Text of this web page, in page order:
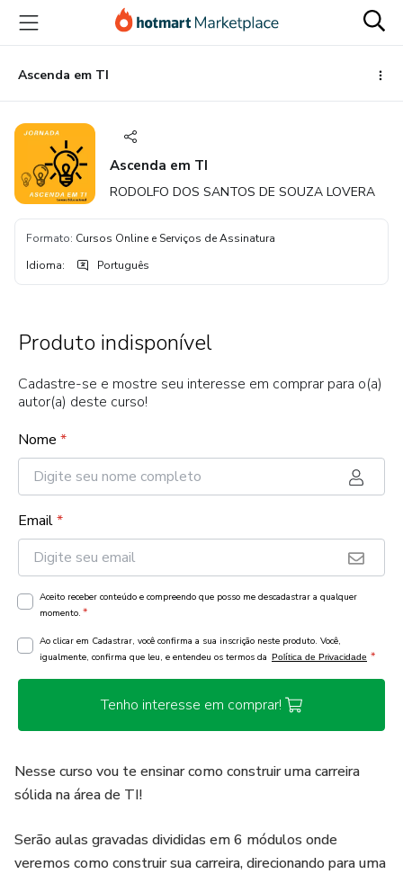
para
conteúdo
principal
para
pagamento
para
rodapé
Ascenda em TI
Ascenda em TI
RODOLFO DOS SANTOS DE SOUZA LOVERA
Formato: Cursos Online e Serviços de Assinatura
Idioma: Português
Produto indisponível
Cadastre-se e mostre seu interesse em comprar para o(a)
autor(a) deste curso!
Nome *
Email*
Aceito receber conteúdo e compreendo que posso me descadastrar a qualquer
momento. *
Ao clicar em Cadastrar, você confirma a sua inscrição neste produto. Você,
igualmente, confirma que leu, e entendeu os termos da Política de Privacidade *
Tenho interesse em comprar!
Nesse curso vou te ensinar como construir uma carreira
sólida na área de TI!
Serão aulas gravadas divididas em 6 módulos onde
veremos como construir sua carreira, direcionando para uma